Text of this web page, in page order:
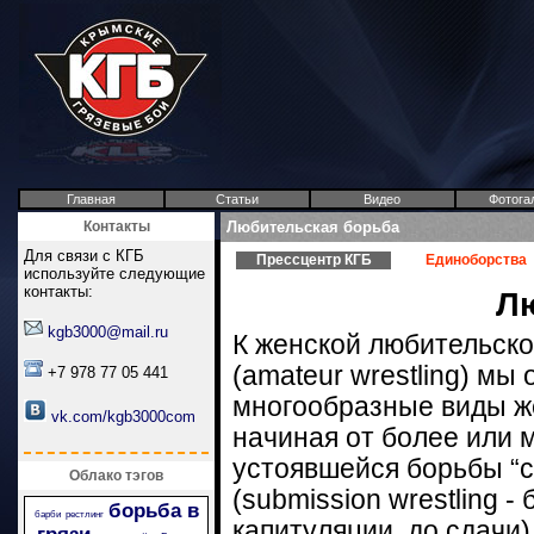
Главная Статьи Видео
Контакты
Для связи с КГБ
используйте следующие
контакты:
kgb3000@mail.ru
+7 978 77 05 441
vk.com/kgb3000com
Облако тэгов
барби рестлинг борьба в
Любительская борьба
Прессцентр КГБ Единоборства
К женской
(amateur wrestling) мы
многообразные виды
начиная от более или
устоявшейся борьбы
(submission wrestling -